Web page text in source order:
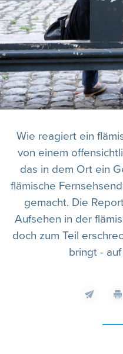
Wie reagiert ein
von einem
das in dem Ort ein
flämische
gemacht. Die
Aufsehen in der
doch zum Teil
bringt -